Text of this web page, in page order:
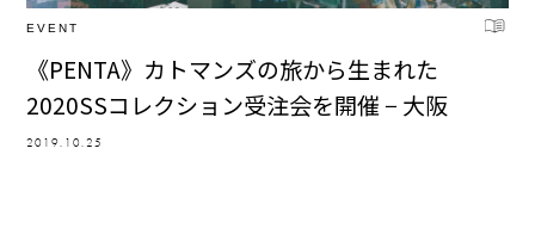
EVENT
《PENTA》カトマンズの旅から生まれた
2020SSコレクション受注会を開催 − 大阪
2019.10.25